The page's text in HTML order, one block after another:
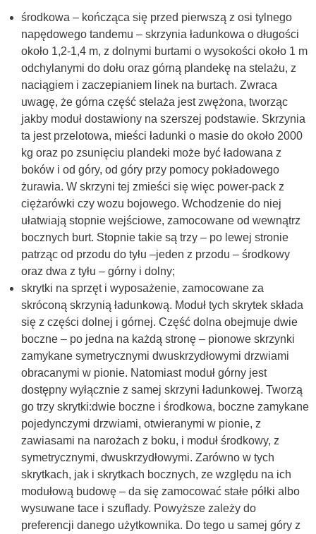
środkowa – kończąca się przed pierwszą z osi tylnego
napędowego tandemu – skrzynia ładunkowa o długości
około 1,2-1,4 m, z dolnymi burtami o wysokości około 1 m
odchylanymi do dołu oraz górną plandekę na stelażu, z
naciągiem i zaczepianiem linek na burtach. Zwraca
uwagę, że górna część stelaża jest zwężona, tworząc
jakby moduł dostawiony na szerszej podstawie. Skrzynia
ta jest przelotowa, mieści ładunki o masie do około 2000
kg oraz po zsunięciu plandeki może być ładowana z
boków i od góry, od góry przy pomocy pokładowego
żurawia. W skrzyni tej zmieści się więc power-pack z
ciężarówki czy wozu bojowego. Wchodzenie do niej
ułatwiają stopnie wejściowe, zamocowane od wewnątrz
bocznych burt. Stopnie takie są trzy – po lewej stronie
patrząc od przodu do tyłu –jeden z przodu – środkowy
oraz dwa z tyłu – górny i dolny;
skrytki na sprzęt i wyposażenie, zamocowane za
skróconą skrzynią ładunkową. Moduł tych skrytek składa
się z części dolnej i górnej. Część dolna obejmuje dwie
boczne – po jedna na każdą stronę – pionowe skrzynki
zamykane symetrycznymi dwuskrzydłowymi drzwiami
obracanymi w pionie. Natomiast moduł górny jest
dostępny wyłącznie z samej skrzyni ładunkowej. Tworzą
go trzy skrytki:dwie boczne i środkowa, boczne zamykane
pojedynczymi drzwiami, otwieranymi w pionie, z
zawiasami na narożach z boku, i moduł środkowy, z
symetrycznymi, dwuskrzydłowymi. Zarówno w tych
skrytkach, jak i skrytkach bocznych, ze względu na ich
modułową budowę – da się zamocować stałe półki albo
wysuwane tace i szuflady. Powyższe zależy do
preferencji danego użytkownika. Do tego u samej góry z